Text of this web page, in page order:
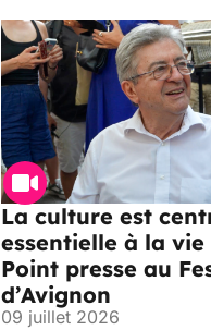
La culture est
essentielle à la
Point presse au
d’Avignon
09 juillet 2026